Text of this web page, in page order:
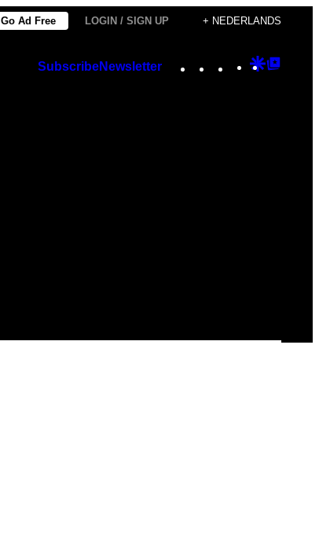
Go Ad Free LOGIN / SIGN UP + NEDERLANDS
SubscribeNewsletter Instagram
TikTok
YouTube
Google